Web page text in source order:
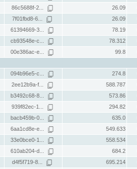
86c5688f-2... 26.09
7f01fbd8-6... 26.09
61394669-3... 78.19
cb93548e-c... 78.312
00e386ac-e... 99.8
094b96e5-c... 274.8
2ee12b9a-f... 588.787
b3492c68-8... 573.86
939f82ec-1... 294.82
bacb459b-0... 635.0
6aa1cd8e-e... 549.633
33e0bce0-1... 558.534
610ab204-d... 684.2
d4f5f719-8... 695.214